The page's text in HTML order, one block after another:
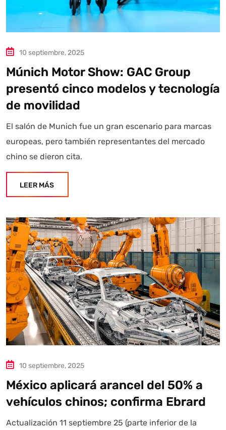
10 septiembre, 2025
Múnich Motor Show: GAC Group
presentó cinco modelos y tecnología
de movilidad
El salón de Munich fue un gran escenario para marcas
europeas, pero también representantes del mercado
chino se dieron cita.
LEER MÁS
10 septiembre, 2025
México aplicará arancel del 50% a
vehículos chinos; confirma Ebrard
Actualización 11 septiembre 25 (parte inferior de la